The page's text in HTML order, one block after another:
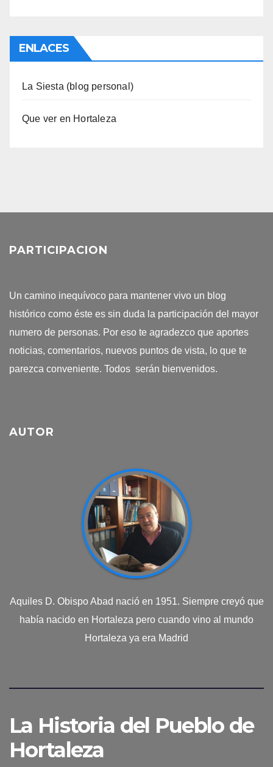
ENLACES
La Siesta (blog personal)
Que ver en Hortaleza
PARTICIPACION
Un camino inequívoco para mantener vivo un blog
histórico como éste es sin duda la participación del mayor
numero de personas. Por eso te agradezco que aportes
noticias, comentarios, nuevos puntos de vista, lo que te
parezca conveniente. Todos serán bienvenidos.
AUTOR
Aquiles D. Obispo Abad nació en 1951. Siempre creyó que
había nacido en Hortaleza pero cuando vino al mundo
Hortaleza ya era Madrid
La Historia del Pueblo de
Hortaleza